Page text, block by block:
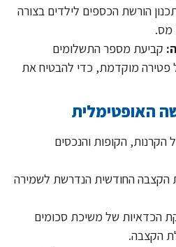
הורשת הכספים לילדים בצורה
מס.
קביעת מספר התשלומים
מוקדמת, כדי להבטיח את
האופטימלית
הקרנות, הקופות והנכסים
הקצבה החודשית הנדרשת לשמירה
הכדאיות של משיכת סכומים
הקצבה.